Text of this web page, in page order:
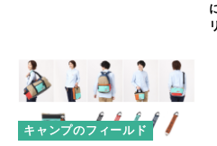
キャンプのフィールド